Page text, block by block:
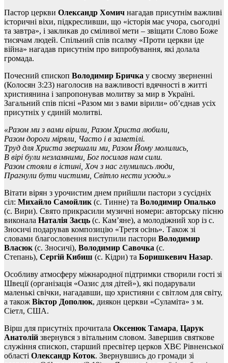
Пастор церкви Олександр Хомич нагадав присутнім важливі
історичні віхи, підкресливши, що «історія має учора, сьогодні
та завтра», і закликав до сміливої мети – звіщати Слово Боже
тисячам людей. Спільний спів псалму «Проти церкви іде
війна» нагадав присутнім про випробування, які долала
громада.
Почесний єпископ Володимир Бричка у своєму зверненні
(Колосян 3:23) наголосив на важливості вдячності в житті
християнина і запропонував молитву за мир в Україні.
Загальний спів пісні «Разом ми з вами вірили» об’єднав усіх
присутніх у єдиній молитві.
«Разом ми з вами вірили, Разом Христа любили,
Разом дороги міряли, Часто і в заметілі.
Труд для Христа звершали ми, Разом Йому молились,
В вірі були незламними, Бог посилав нам сили.
Разом стояли в істині, Хоч з нас глумились люди,
Прагнули бути чистими, Світло нести усюди.»
Вітати вірян з урочистим днем прийшли пастори з сусідніх
сіл: Михайло Самойлик (с. Тинне) та Володимир Опалько
(с. Вири). Свято прикрасили музичні номери: авторську пісню
виконала Наталія Заєць (с. Кам’яне), а молодіжний хор із с.
Зносичі подарував композицію «Третя осінь». Також зі
словами благословення виступили пастори Володимир
Власюк (с. Зносичі), Володимир Савочка (с.
Степань), Сергій Кибиш (с. Кідри) та Боришкевич Назар.
Особливу атмосферу міжнародної підтримки створили гості зі
Швеції (організація «Оазис для дітей»), які подарували
маленькі свічки, нагадавши, що християни є світлом для світу,
а також Віктор Дополюк, диякон церкви «Суламіта» з м.
Сіетл, США.
Вірш для присутніх прочитала Оксенюк Тамара, Царук
Анатолій звернувся з вітальним словом. Завершив святкове
служіння єпископ, старший пресвітер церков ХВЄ Рівненської
області Олександр Коток. Звернувшись до громади зі